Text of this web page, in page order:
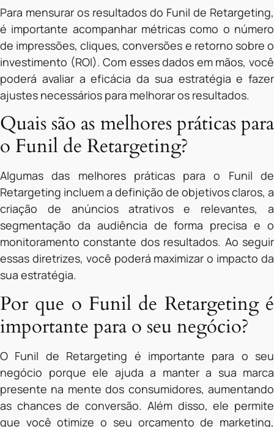
Para mensurar os resultados do Funil de Retargeting,
é importante acompanhar métricas como o número
de impressões, cliques, conversões e retorno sobre o
investimento (ROI). Com esses dados em mãos, você
poderá avaliar a eficácia da sua estratégia e fazer
ajustes necessários para melhorar os resultados.
Quais são as melhores práticas para
o Funil de Retargeting?
Algumas das melhores práticas para o Funil de
Retargeting incluem a definição de objetivos claros, a
criação de anúncios atrativos e relevantes, a
segmentação da audiência de forma precisa e o
monitoramento constante dos resultados. Ao seguir
essas diretrizes, você poderá maximizar o impacto da
sua estratégia.
Por que o Funil de Retargeting é
importante para o seu negócio?
O Funil de Retargeting é importante para o seu
negócio porque ele ajuda a manter a sua marca
presente na mente dos consumidores, aumentando
as chances de conversão. Além disso, ele permite
que você otimize o seu orçamento de marketing,